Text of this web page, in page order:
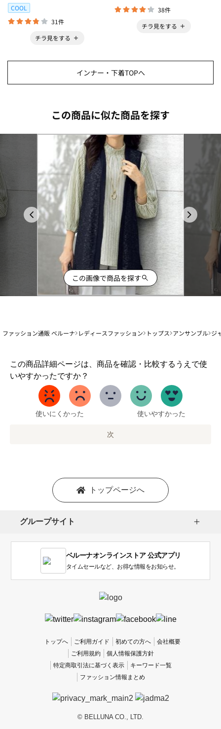
COOL
31件
チラ見をする
38件
チラ見をする
インナー・下着TOPへ
この商品に似た商品を探す
この画像で商品を探す
ファッション通販 ベルーナ レディースファッション トップス アンサンブル ジ
この商品詳細ページは、商品を確認・比較するうえで使
いやすかったですか？
1
か
い
使いにくかった 使いやすかった
次
トップページへ
グループサイト
ベルーナオンラインストア 公式アプリ
タイムセールなど、お得な情報をお知らせ。
トップへ ご利用ガイド 初めての方へ
会社概要
ご利用規約
個人情報保護方針
特定商取引法に基づく表示
キーワード一覧
ファッション情報まとめ
© BELLUNA CO., LTD.